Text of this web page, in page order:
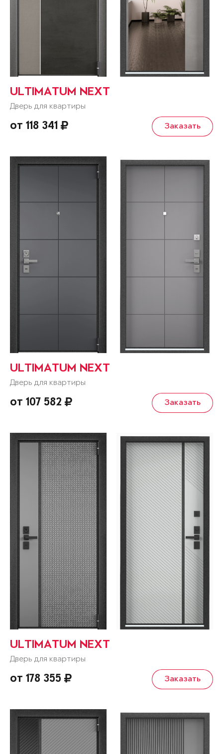
ULTIMATUM NEXT
Дверь для квартиры
от 118 341 Заказать
ULTIMATUM NEXT
Дверь для квартиры
от 107 582 Заказать
ULTIMATUM NEXT
Дверь для квартиры
от 178 355 Заказать